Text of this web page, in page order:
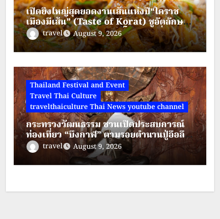
เปิดยิ่งใหญ่สุดยอดงานเส้นแห่งปี“โคราช
เมืองมีเส้น” (Taste of Korat) ชูอัตลักษณ์
วัฒนธรรมอาหาร เมืองย่าโม “ผัดหมี่ดัง-ขนม
จีนแซ่บ” พบกัน 7-20 ส.ค. 69 ลานจัด
กิจกรรม ชั้น 1
travel August 9, 2026
Thailand Festival and Event
Travel Thai Culture
travelthaiculture Thai News youtube channel
กระทรวงวัฒนธรรม ชวนเปิดประสบการณ์
ท่องเที่ยว “บึงกาฬ” ตามรอยตำนานปู่อือลือ
ผสานศรัทธา สายมู และการผจญภัย
ท่ามกลางธรรมชาติ
travel August 9, 2026